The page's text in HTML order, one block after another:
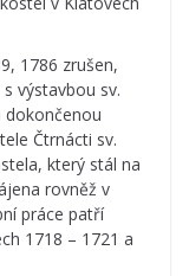
1786 zrušen,
výstavbou sv.
dokončenou
Čtrnácti sv.
který stál na
rovněž v
práce patří
1718 – 1721 a